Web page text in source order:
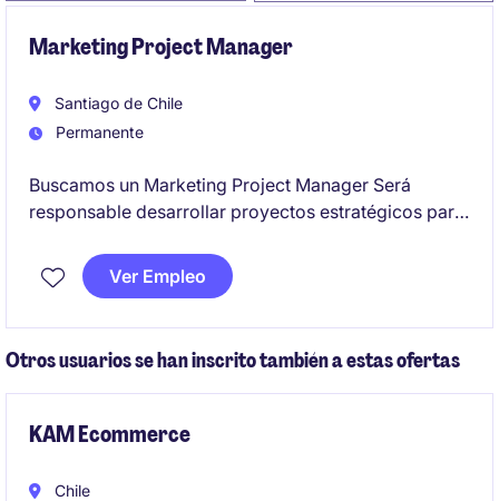
Marketing Project Manager
Santiago de Chile
Permanente
Buscamos un Marketing Project Manager Será
responsable desarrollar proyectos estratégicos para
impulsando ventas, trabajando en el posicionamiento
de marca y mejorando la experiencia de usuario, en
Ver Empleo
Otros usuarios se han inscrito también a estas ofertas
KAM Ecommerce
Chile